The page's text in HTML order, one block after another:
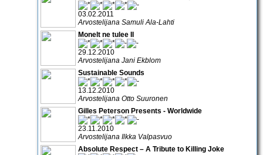
03.02.2011
Arvostelijana Samuli Ala-Lahti
Monelt ne tulee II
29.12.2010
Arvostelijana Jani Ekblom
Sustainable Sounds
13.12.2010
Arvostelijana Otto Suuronen
Gilles Peterson Presents - Worldwide
23.11.2010
Arvostelijana Ilkka Valpasvuo
Absolute Respect – A Tribute to Killing Joke